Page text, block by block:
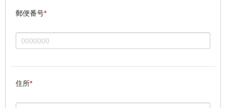
郵便番号*
住所*